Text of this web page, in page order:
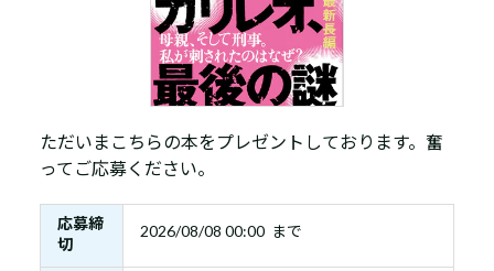
ただいまこちらの本をプレゼントしております。奮
ってご応募ください。
応募締
切
2026/08/08 00:00 まで